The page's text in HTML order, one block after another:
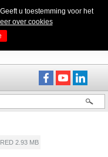
u toestemming voor het
over cookies
2.93 MB